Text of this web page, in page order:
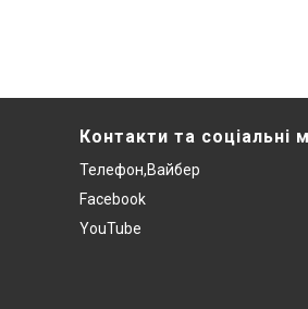
Контакти та соціальні
Телефон,Вайбер
Facebook
YouTube